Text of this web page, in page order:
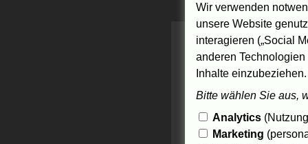
Wir verwenden
unsere Website
interagieren („Social
anderen
Inhalte
Bitte wählen Sie aus,
Analytics
Marketing